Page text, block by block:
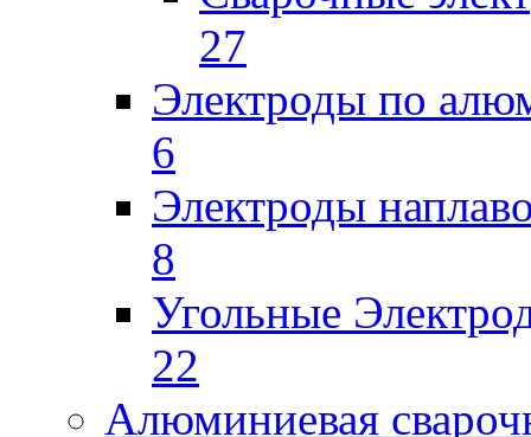
27
Электроды по
6
Электроды
8
Угольные
22
Алюминиевая